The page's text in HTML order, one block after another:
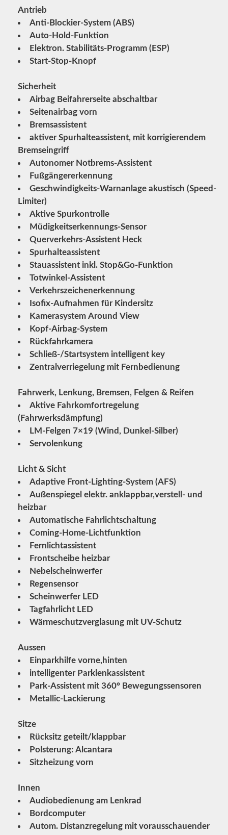
Antrieb
Anti-Blockier-System (ABS)
Auto-Hold-Funktion
Elektron. Stabilitäts-Programm (ESP)
Start-Stop-Knopf
Sicherheit
Airbag Beifahrerseite abschaltbar
Seitenairbag vorn
Bremsassistent
aktiver Spurhalteassistent, mit korrigierendem
Bremseingriff
Autonomer Notbrems-Assistent
Fußgängererkennung
Geschwindigkeits-Warnanlage akustisch (Speed-
Limiter)
Aktive Spurkontrolle
Müdigkeitserkennungs-Sensor
Querverkehrs-Assistent Heck
Spurhalteassistent
Stauassistent inkl. Stop&Go-Funktion
Totwinkel-Assistent
Verkehrszeichenerkennung
Isofix-Aufnahmen für Kindersitz
Kamerasystem Around View
Kopf-Airbag-System
Rückfahrkamera
Schließ-/Startsystem intelligent key
Zentralverriegelung mit Fernbedienung
Fahrwerk, Lenkung, Bremsen, Felgen & Reifen
Aktive Fahrkomfortregelung
(Fahrwerksdämpfung)
LM-Felgen 7×19 (Wind, Dunkel-Silber)
Servolenkung
Licht & Sicht
Adaptive Front-Lighting-System (AFS)
Außenspiegel elektr. anklappbar,verstell- und
heizbar
Automatische Fahrlichtschaltung
Coming-Home-Lichtfunktion
Fernlichtassistent
Frontscheibe heizbar
Nebelscheinwerfer
Regensensor
Scheinwerfer LED
Tagfahrlicht LED
Wärmeschutzverglasung mit UV-Schutz
Aussen
Einparkhilfe vorne,hinten
intelligenter Parklenkassistent
Park-Assistent mit 360° Bewegungssensoren
Metallic-Lackierung
Sitze
Rücksitz geteilt/klappbar
Polsterung: Alcantara
Sitzheizung vorn
Innen
Audiobedienung am Lenkrad
Bordcomputer
Autom. Distanzregelung mit vorausschauender